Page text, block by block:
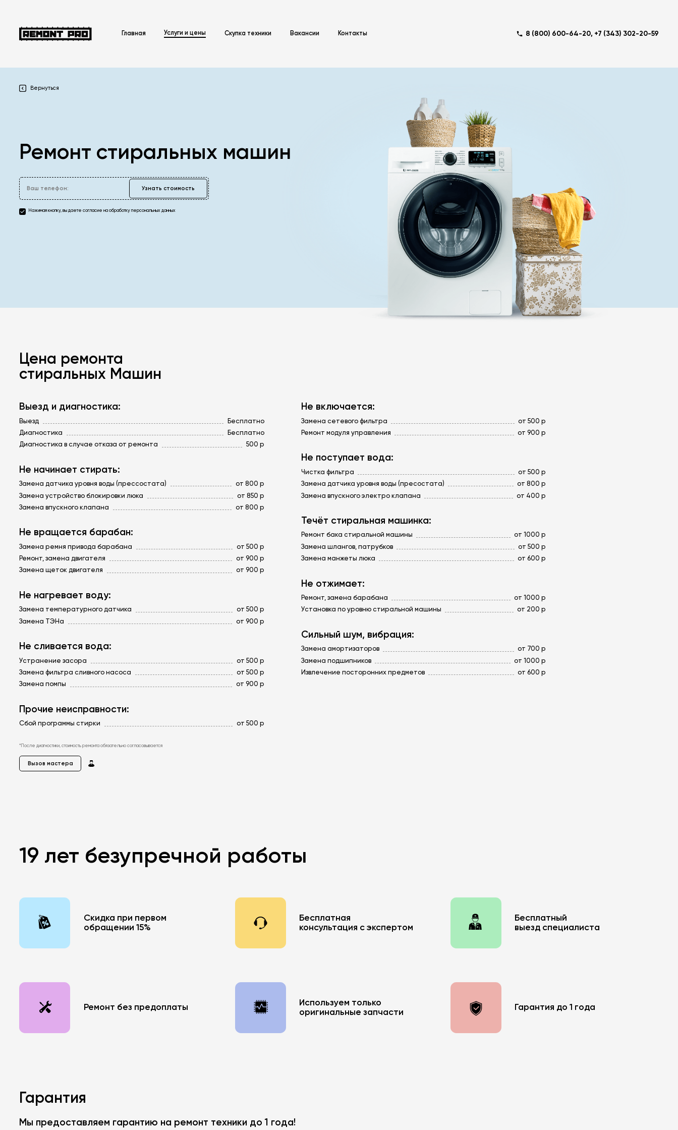
Главная Услуги и цены Скупка техники Вакансии Контакты 8 (800) 600-64-20, +7 (343) 302-20-59
Вернуться
Ремонт стиральных машин
Ваш телефон:
Нажимая кнопку, вы даете согласие на обработку персональных данных
Цена ремонта
стиральных Машин
Выезд и диагностика:
Выезд
Бесплатно
Диагностика
Бесплатно
Диагностика в случае отказа от ремонта
500 р
Не начинает стирать:
Замена датчика уровня воды (прессостата)
от 800 р
Замена устройство блокировки люка
от 850 р
Замена впускного клапана
от 800 р
Не вращается барабан:
Замена ремня привода барабана
от 500 р
Ремонт, замена двигателя
от 900 р
Замена щеток двигателя
от 900 р
Не нагревает воду:
Замена температурного датчика
от 500 р
Замена ТЭНа
от 900 р
Не сливается вода:
Устранение засора
от 500 р
Замена фильтра сливного насоса
от 500 р
Замена помпы
от 900 р
Прочие неисправности:
Сбой программы стирки от 500 р
Не включается:
Замена сетевого фильтра
от 500 р
Ремонт модуля управления
от 900 р
Не поступает вода:
Чистка фильтра
от 500 р
Замена датчика уровня воды (пресостата)
от 800 р
Замена впускного электро клапана
от 400 р
Течёт стиральная машинка:
Ремонт бака стиральной машины
от 1000 р
Замена шлангов, патрубков
от 500 р
Замена манжеты люка
от 600 р
Не отжимает:
Ремонт, замена барабана
от 1000 р
Установка по уровню стиральной машины
от 200 р
Сильный шум, вибрация:
Замена амортизаторов
от 700 р
Замена подшипников
от 1000 р
Извлечение посторонних предметов
от 600 р
*После диагностики, стоимость ремонта обязательно согласовывается
Вызов мастера
19 лет безупречной работы
Cкидка при первом
обращении 15%
Бесплатная
консультация с экспертом
Бесплатный
выезд специалиста
Ремонт без предоплаты
Используем только
оригинальные запчасти
Гарантия до 1 года
Гарантия
Мы предоставляем гарантию на ремонт техники до 1 года!